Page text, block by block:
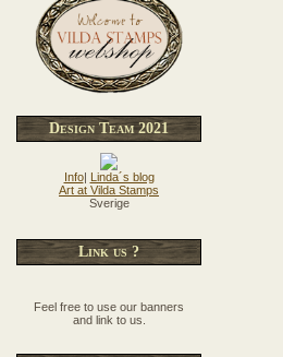
Design Team 2021
Info|
Linda´s blog
Art at Vilda Stamps
Sverige
Link us ?
Feel free to use our banners
and link to us.